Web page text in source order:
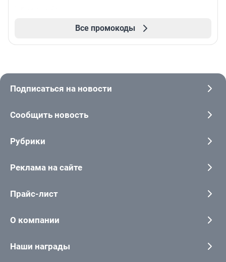
Все промокоды
Подписаться на новости
Сообщить новость
Рубрики
Реклама на сайте
Прайс-лист
О компании
Наши награды